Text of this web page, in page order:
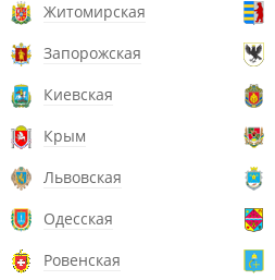
Житомирская
Запорожская
Киевская
Крым
Львовская
Одесская
Ровенская